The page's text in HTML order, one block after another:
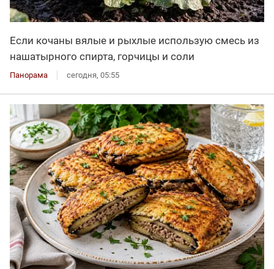
Если кочаны вялые и рыхлые использую смесь из
нашатырного спирта, горчицы и соли
Панорама сегодня, 05:55